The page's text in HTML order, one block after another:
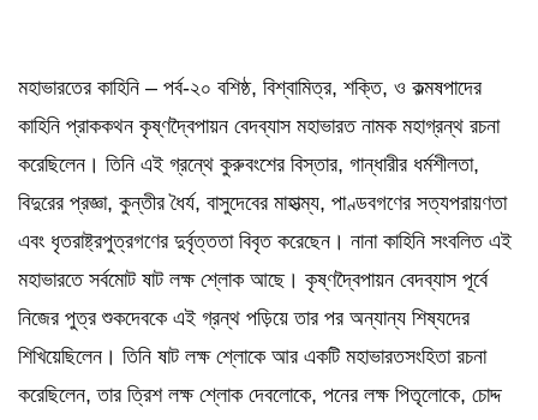
মহাভারতের কাহিনি – পর্ব-২০ বশিষ্ঠ, বিশ্বামিত্র, শক্তি, ও কল্মষপাদের
কাহিনি প্রাককথন কৃষ্ণদ্বৈপায়ন বেদব্যাস মহাভারত নামক মহাগ্রন্থ রচনা
করেছিলেন। তিনি এই গ্রন্থে কুরুবংশের বিস্তার, গান্ধারীর ধর্মশীলতা,
বিদুরের প্রজ্ঞা, কুন্তীর ধৈর্য, বাসুদেবের মাহাত্ম্য, পাণ্ডবগণের সত্যপরায়ণতা
এবং ধৃতরাষ্ট্রপুত্রগণের দুর্বৃত্ততা বিবৃত করেছেন। নানা কাহিনি সংবলিত এই
মহাভারতে সর্বমোট ষাট লক্ষ শ্লোক আছে। কৃষ্ণদ্বৈপায়ন বেদব্যাস পূর্বে
নিজের পুত্র শুকদেবকে এই গ্রন্থ পড়িয়ে তার পর অন্যান্য শিষ্যদের
শিখিয়েছিলেন। তিনি ষাট লক্ষ শ্লোকে আর একটি মহাভারতসংহিতা রচনা
করেছিলেন, তার ত্রিশ লক্ষ শ্লোক দেবলোকে, পনের লক্ষ পিতৃলোকে, চোদ্দ